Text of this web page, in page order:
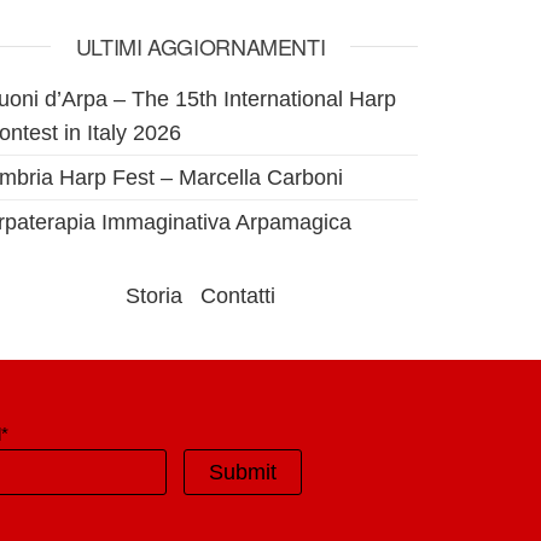
ULTIMI AGGIORNAMENTI
d’Arpa – The 15th International Harp
in Italy 2026
Harp Fest – Marcella Carboni
Immaginativa Arpamagica
Storia Contatti